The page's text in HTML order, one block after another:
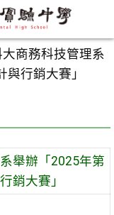
商務科技管理系
行銷大賽」
舉辦「2025年第
銷大賽」